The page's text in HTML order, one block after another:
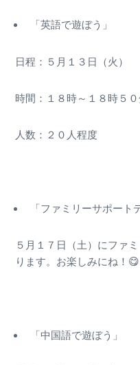
「英語で遊ぼう」
日程：５月１３日（火）
時間：１８時～１８時５
人数：２０人程度
「ファミリーサポート
５月１７日（土）にファ
ります。お楽しみにね！😋
「中国語で遊ぼう」